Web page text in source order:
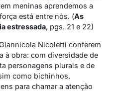
meninas aprendemos a
está entre nós. (As
estressada, pgs. 21 e 22)
Nicoletti conferem
à obra: com diversidade de
personagens plurais e de
como bichinhos,
para chamar a atenção